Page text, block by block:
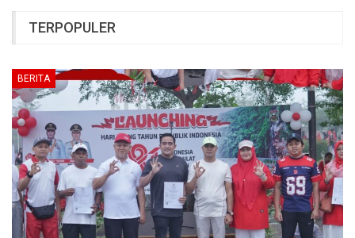
TERPOPULER
BERITA